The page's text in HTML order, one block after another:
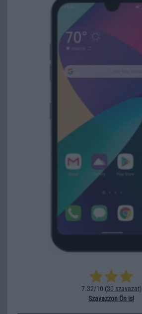
7.32/10 (30 szavazat)
Szavazzon Ön is!